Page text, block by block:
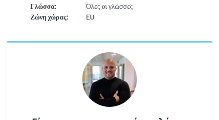
Γλώσσα:
Όλες οι γλώσσες
Ζώνη χώρας:
EU